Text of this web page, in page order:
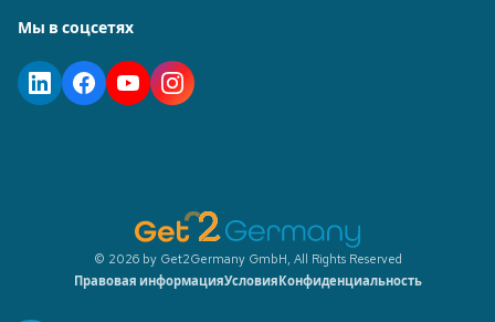
Мы в соцсетях
© 2026 by Get2Germany GmbH, All Rights Reserved
Правовая информацияУсловия Конфиденциальность